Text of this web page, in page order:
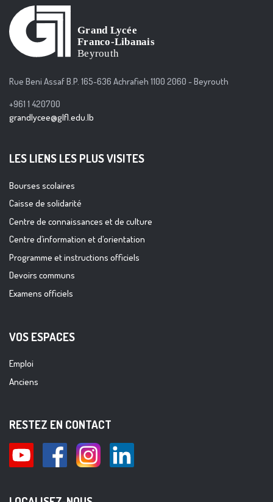
Rue Beni Assaf B.P. 165-636 Achrafieh 1100 2060 - Beyrouth
+961 1 420700
grandlycee@glfl.edu.lb
LES LIENS LES PLUS VISITES
Bourses scolaires
Caisse de solidarité
Centre de connaissances et de culture
Centre d’information et d’orientation
Programme et instructions officiels
Devoirs communs
Examens officiels
VOS ESPACES
Emploi
Anciens
RESTEZ EN CONTACT